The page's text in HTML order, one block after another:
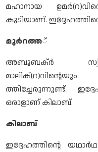
മഹാനായ
കൂടിയാണ്.
മുര്‍റത്ത്
അബൂബക്ര്‍
ത്തിച്ചേരുന്നുണ്ട്.
ഒരാളാണ് കിലാബ്.
കിലാബ്
ഇദ്ദേഹത്തിന്റെ